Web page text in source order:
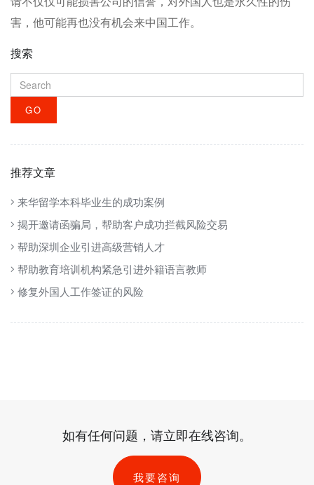
害，他可能再也没有机会来中国工作。
搜索
搜
GO
推荐文章
来华留学本科毕业生的成功案例
揭开邀请函骗局，帮助客户成功拦截风险交易
帮助深圳企业引进高级营销人才
帮助教育培训机构紧急引进外籍语言教师
修复外国人工作签证的风险
如有任何问题，请立即在线咨询。
我要咨询